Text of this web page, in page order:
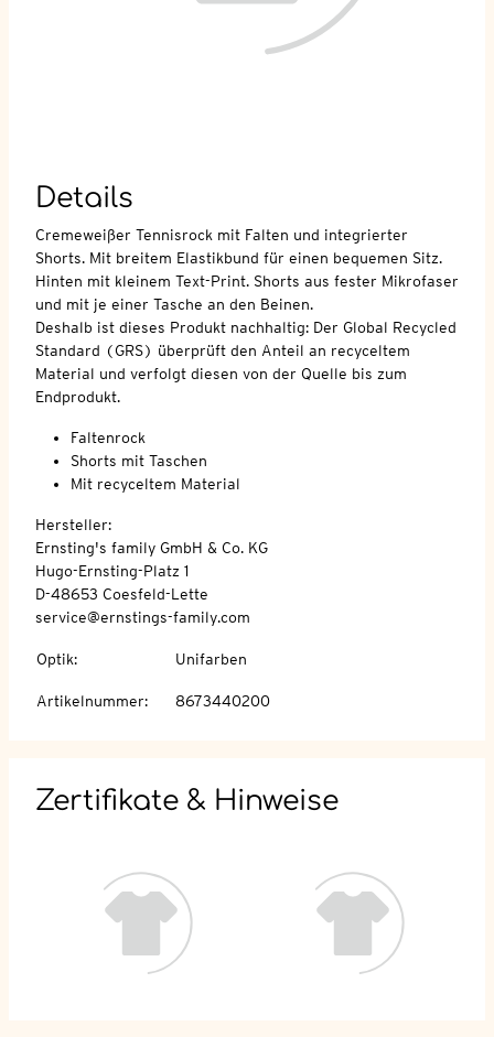
Details
Cremeweißer Tennisrock mit Falten und integrierter
Shorts. Mit breitem Elastikbund für einen bequemen Sitz.
Hinten mit kleinem Text-Print. Shorts aus fester Mikrofaser
und mit je einer Tasche an den Beinen.
Deshalb ist dieses Produkt nachhaltig: Der Global Recycled
Standard (GRS) überprüft den Anteil an recyceltem
Material und verfolgt diesen von der Quelle bis zum
Endprodukt.
Faltenrock
Shorts mit Taschen
Mit recyceltem Material
Hersteller:
Ernsting's family GmbH & Co. KG
Hugo-Ernsting-Platz 1
D-48653 Coesfeld-Lette
service@ernstings-family.com
Optik: Unifarben
Artikelnummer: 8673440200
Zertifikate & Hinweise